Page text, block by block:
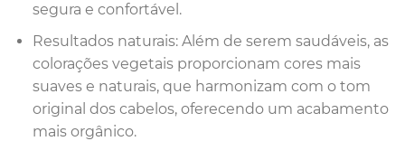
segura e confortável.
Resultados naturais: Além de serem saudáveis, as
colorações vegetais proporcionam cores mais
suaves e naturais, que harmonizam com o tom
original dos cabelos, oferecendo um acabamento
mais orgânico.